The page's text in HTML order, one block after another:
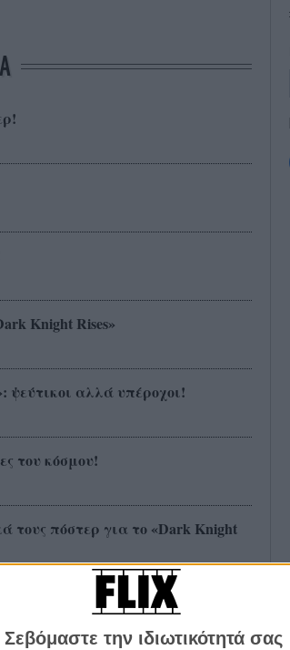
Σεβόμαστε την ιδιωτικότητά σας
Knight Rises»
ψεύτικοι αλλά υπέροχοι!
του κόσμου!
τους πόστερ για το «Dark Knight